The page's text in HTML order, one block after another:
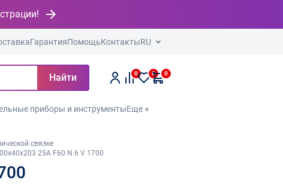
ГарантияПомощьКонтактыRU
Найти 0 0 0
приборы и инструментыЕще +
связке
25А F60 N 6 V 1700